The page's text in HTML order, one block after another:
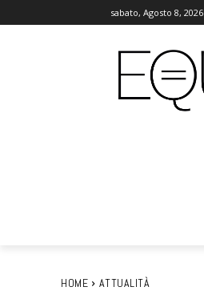
sabato, Agosto 8, 2026
HOME ATTUALITÀ